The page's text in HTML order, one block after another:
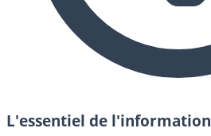
L'essentiel de l'information